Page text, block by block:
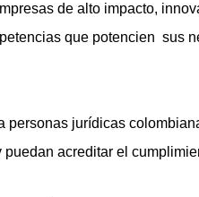
de alto impacto,
que potencien sus
personas jurídicas
acreditar el